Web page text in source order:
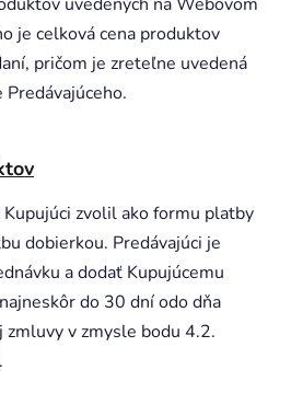
je celková cena produktov
pričom je zreteľne uvedená
zvolil ako formu platby
dobierkou. Predávajúci je
a dodať Kupujúcemu
do 30 dní odo dňa
zmluvy v zmysle bodu 4.2.